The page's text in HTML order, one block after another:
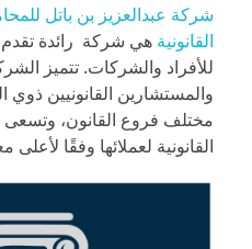
شركة عبدالعزيز بن باتل
القانونية هي شركة رائدة تقدم
للأفراد والشركات. تتميز
والمستشارين القانونيين ذوي
مختلف فروع القانون، وتسعى
القانونية لعملائها وفقًا لأعلى